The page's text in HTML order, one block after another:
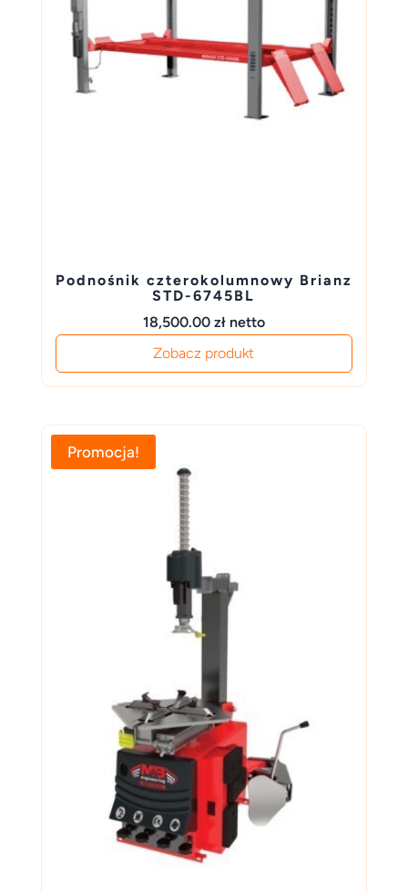
Podnośnik czterokolumnowy Brianz
STD-6745BL
18,500.00 zł netto
Zobacz produkt
Promocja!